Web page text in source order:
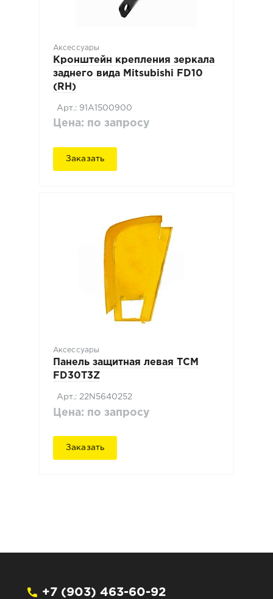
Аксессуары
Кронштейн крепления зеркала
заднего вида Mitsubishi FD10
(RH)
Арт.: 91A1500900
Цена: по запросу
Заказать
Аксессуары
Панель защитная левая TCM
FD30T3Z
Арт.: 22N5640252
Цена: по запросу
Заказать
+7 (903) 463-60-92